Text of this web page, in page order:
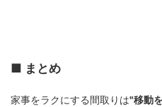
■ まとめ
家事をラクにする間取りは"移動